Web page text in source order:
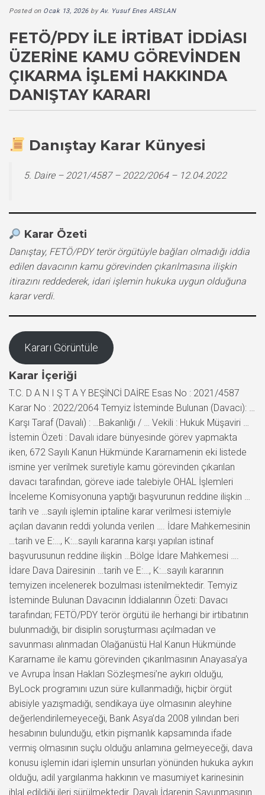
Posted on Ocak 13, 2026byAv. Yusuf Enes ARSLAN
FETÖ/PDY ILE İRTIBAT İDDIASI
ÜZERINE KAMU GÖREVINDEN
ÇIKARMA İŞLEMI HAKKINDA
DANIŞTAY KARARI
Danıştay Karar Künyesi
5. Daire – 2021/4587 – 2022/2064 – 12.04.2022
Karar Özeti
Danıştay, FETÖ/PDY terör örgütüyle bağları olmadığı iddia
edilen davacının kamu görevinden çıkarılmasına ilişkin
itirazını reddederek, idari işlemin hukuka uygun olduğuna
karar verdi.
Kararı Görüntüle
Karar İçeriği
T.C. D A N I Ş T A Y BEŞİNCİ DAİRE Esas No : 2021/4587
Karar No : 2022/2064 Temyiz İsteminde Bulunan (Davacı): …
Karşı Taraf (Davalı) : …Bakanlığı / … Vekili : Hukuk Müşaviri …
İstemin Özeti : Davalı idare bünyesinde görev yapmakta
iken, 672 Sayılı Kanun Hükmünde Kararnamenin eki listede
ismine yer verilmek suretiyle kamu görevinden çıkarılan
davacı tarafından, göreve iade talebiyle OHAL İşlemleri
İnceleme Komisyonuna yaptığı başvurunun reddine ilişkin …
tarih ve …sayılı işlemin iptaline karar verilmesi istemiyle
açılan davanın reddi yolunda verilen …. İdare Mahkemesinin
…tarih ve E:…, K:…sayılı kararına karşı yapılan istinaf
başvurusunun reddine ilişkin …Bölge İdare Mahkemesi ….
İdare Dava Dairesinin …tarih ve E:…, K:…sayılı kararının
temyizen incelenerek bozulması istenilmektedir. Temyiz
İsteminde Bulunan Davacının İddialarının Özeti: Davacı
tarafından; FETÖ/PDY terör örgütü ile herhangi bir irtibatının
bulunmadığı, bir disiplin soruşturması açılmadan ve
savunması alınmadan Olağanüstü Hal Kanun Hükmünde
Kararname ile kamu görevinden çıkarılmasının Anayasa’ya
ve Avrupa İnsan Hakları Sözleşmesi’ne aykırı olduğu,
ByLock programını uzun süre kullanmadığı, hiçbir örgüt
abisiyle yazışmadığı, sendikaya üye olmasının aleyhine
değerlendirilemeyeceği, Bank Asya’da 2008 yılından beri
hesabının bulunduğu, etkin pişmanlık kapsamında ifade
vermiş olmasının suçlu olduğu anlamına gelmeyeceği, dava
konusu işlemin idari işlemin unsurları yönünden hukuka aykırı
olduğu, adil yargılanma hakkının ve masumiyet karinesinin
ihlal edildiği ileri sürülmektedir. Davalı İdarenin Savunmasının